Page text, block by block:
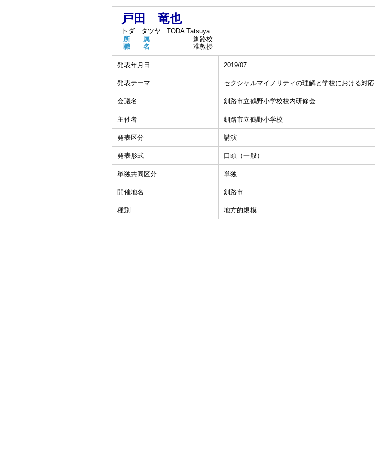
戸田 竜也
トダ タツヤ
TODA Tatsuya
所 属
釧路校
職 名
准教授
発表年月日 2019/07
発表テーマ セクシャルマイノリティの理解と学校における対応
会議名 釧路市立鶴野小学校校内研修会
主催者 釧路市立鶴野小学校
発表区分 講演
発表形式 口頭（一般）
単独共同区分 単独
開催地名 釧路市
種別 地方的規模